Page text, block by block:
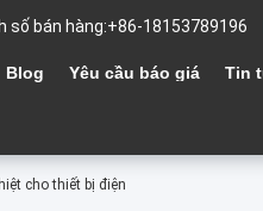
số bán hàng:+86-18153789196
Blog Yêu cầu báo giá Tin
cho thiết bị điện